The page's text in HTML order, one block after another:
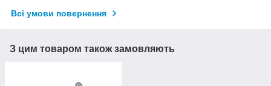
Всі умови повернення
З цим товаром також замовляють